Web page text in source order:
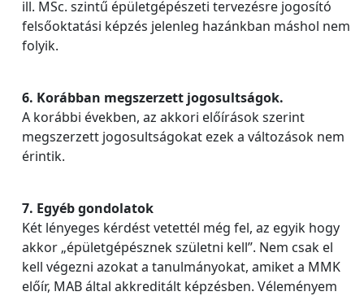
ill. MSc. szintű épületgépészeti tervezésre jogosító
felsőoktatási képzés jelenleg hazánkban máshol nem
folyik.
6. Korábban megszerzett jogosultságok.
A korábbi években, az akkori előírások szerint
megszerzett jogosultságokat ezek a változások nem
érintik.
7. Egyéb gondolatok
Két lényeges kérdést vetettél még fel, az egyik hogy
akkor „épületgépésznek születni kell”. Nem csak el
kell végezni azokat a tanulmányokat, amiket a MMK
előír, MAB által akkreditált képzésben. Véleményem